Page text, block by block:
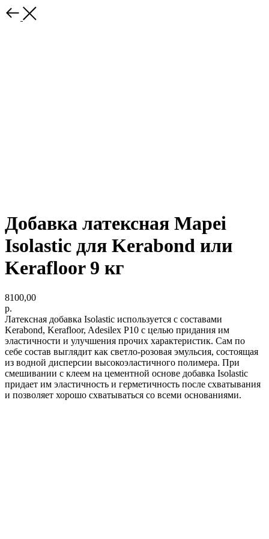
Добавка латексная Mapei
Isolastic для Kerabond или
Kerafloor 9 кг
8100,00
р.
Латексная добавка Isolastic используется с составами
Kerabond, Kerafloor, Adesilex P10 с целью придания им
эластичности и улучшения прочих характеристик. Сам по
себе состав выглядит как светло-розовая эмульсия, состоящая
из водной дисперсии высокоэластичного полимера. При
смешивании с клеем на цементной основе добавка Isolastic
придает им эластичность и герметичность после схватывания
и позволяет хорошо схватываться со всеми основаниями.